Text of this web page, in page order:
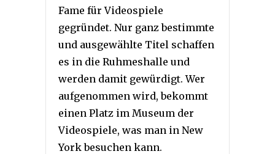
Fame für Videospiele
gegründet. Nur ganz bestimmte
und ausgewählte Titel schaffen
es in die Ruhmeshalle und
werden damit gewürdigt. Wer
aufgenommen wird, bekommt
einen Platz im Museum der
Videospiele, was man in New
York besuchen kann.